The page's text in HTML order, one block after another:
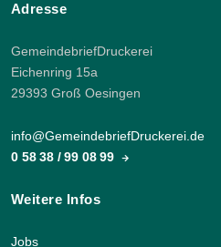
Adresse
GemeindebriefDruckerei
Eichenring 15a
29393 Groß Oesingen
info@GemeindebriefDruckerei.de
0 58 38 / 99 08 99
Weitere Infos
Jobs